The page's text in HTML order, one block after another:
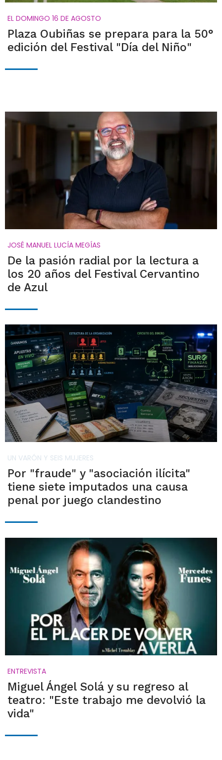
EL DOMINGO 16 DE AGOSTO
Plaza Oubiñas se prepara para la 50°
edición del Festival "Día del Niño"
JOSÉ MANUEL LUCÍA MEGÍAS
De la pasión radial por la lectura a
los 20 años del Festival Cervantino
de Azul
UN VARÓN Y SEIS MUJERES
Por "fraude" y "asociación ilícita"
tiene siete imputados una causa
penal por juego clandestino
ENTREVISTA
Miguel Ángel Solá y su regreso al
teatro: "Este trabajo me devolvió la
vida"